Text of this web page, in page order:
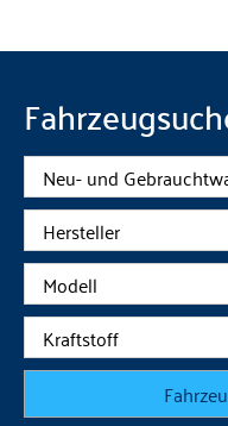
Neu- und
Hersteller
Modell
Kraftstoff